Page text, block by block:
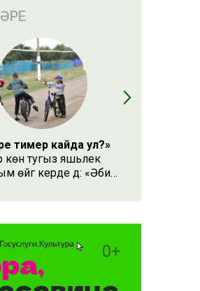
тимер кайда ул?»
көн тугыз яшьлек
өйгә керде дә: «Әби,
– дип сорады.